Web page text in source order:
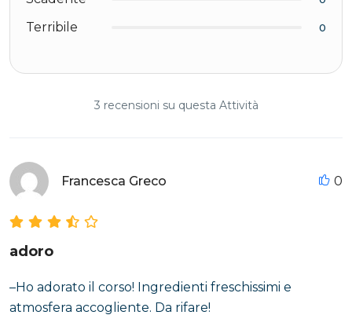
Terribile 0
3 recensioni su questa Attività
Francesca Greco 0
adoro
–Ho adorato il corso! Ingredienti freschissimi e
atmosfera accogliente. Da rifare!